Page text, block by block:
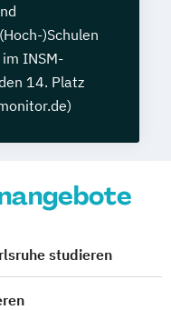
)Schulen
INSM-
14. Platz
studieren